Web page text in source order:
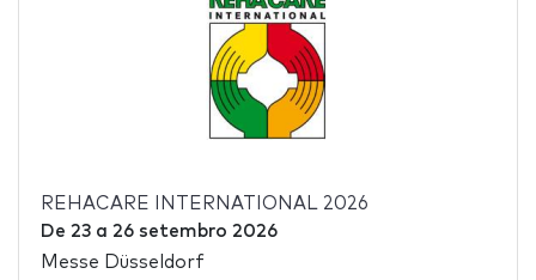
REHACARE INTERNATIONAL 2026
De 23a 26 setembro 2026
Messe Düsseldorf